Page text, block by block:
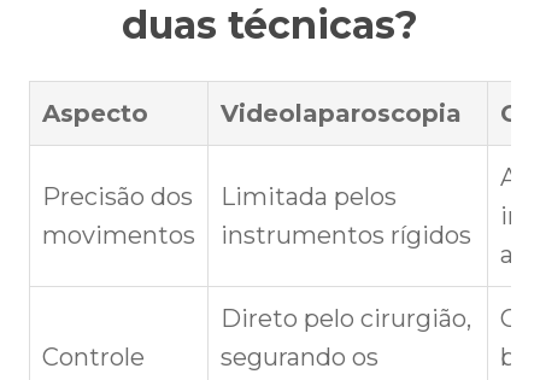
duas técnicas?
Aspecto Videolaparoscopia
Precisão dos
movimentos
Limitada pelos
instrumentos rígidos
Controle
Direto pelo cirurgião,
segurando os